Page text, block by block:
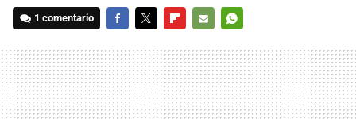
1 comentario
MAIL